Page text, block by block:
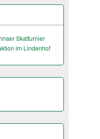
Skatturnier
im Lindenhof